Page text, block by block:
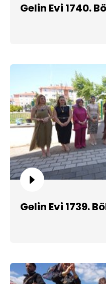
Gelin Evi 1740.
Gelin Evi 1739.